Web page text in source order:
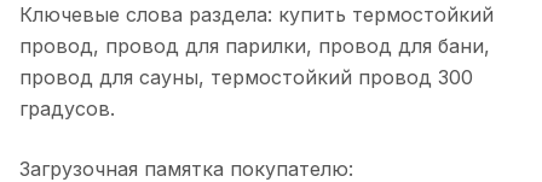
Ключевые слова раздела: купить термостойкий
провод, провод для парилки, провод для бани,
провод для сауны, термостойкий провод 300
градусов.
Загрузочная памятка покупателю: